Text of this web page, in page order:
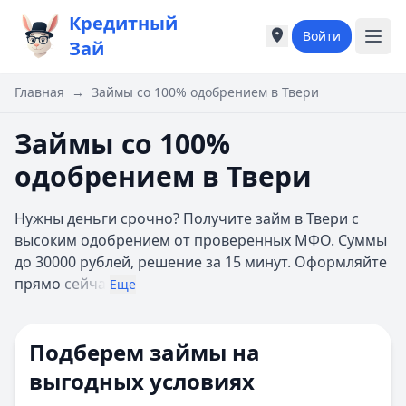
Кредитный
Зай
Города России
Москва
А
Астрахань
Б
Барнаул
Белгород
Города России
Москва
А
Астрахань
Б
Барнаул
Белгород
Войти
Главная → Займы со 100% одобрением в Твери
Займы со 100%
одобрением в Твери
Нужны деньги срочно? Получите займ в Твери с
высоким одобрением от проверенных МФО. Суммы
до 30000 рублей, решение за 15 минут. Оформляйте
прямо сейча Еще
Подберем займы на
выгодных условиях